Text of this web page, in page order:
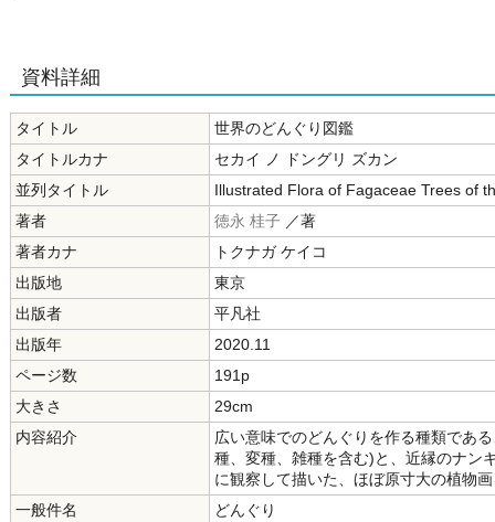
資料詳細
タイトル
世界のどんぐり図鑑
タイトルカナ
セカイ ノ ドングリ ズカン
並列タイトル
Illustrated Flora of Fagaceae Trees of
著者
徳永 桂子 ／著
著者カナ
トクナガ ケイコ
出版地
東京
出版者
平凡社
出版年
2020.11
ページ数
191p
大きさ
29cm
内容紹介
広い意味でのどんぐりを作る種類であ
種、変種、雑種を含む)と、近縁のナン
に観察して描いた、ほぼ原寸大の植物
一般件名
どんぐり